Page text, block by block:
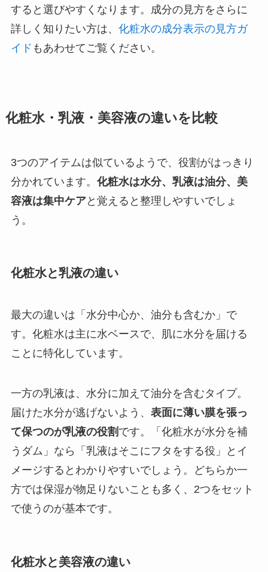
すると選びやすくなります。成分の見方をさらに
詳しく知りたい方は、 化粧水の成分表示の見方ガ
イド もあわせてご覧ください。
化粧水・乳液・美容液の違いを比較
3つのアイテムは似ているようで、役割がはっきり
分かれています。 化粧水は水分、乳液は油分、美
容液は集中ケアと覚えると整理しやすいでしょ
う。
化粧水と乳液の違い
最大の違いは「水分中心か、油分も含むか」で
す。化粧水は主に水ベースで、肌に水分を届ける
ことに特化しています。
一方の乳液は、水分に加えて油分を含むタイプ。
届けた水分が逃げないよう、 表面に薄い膜を張っ
て保つのが乳液の役割 です。「化粧水が水分を補
うダム」なら「乳液はそこにフタをする役」とイ
メージするとわかりやすいでしょう。どちらか一
方では保湿が物足りないことも多く、2つをセット
で使うのが基本です。
化粧水と美容液の違い